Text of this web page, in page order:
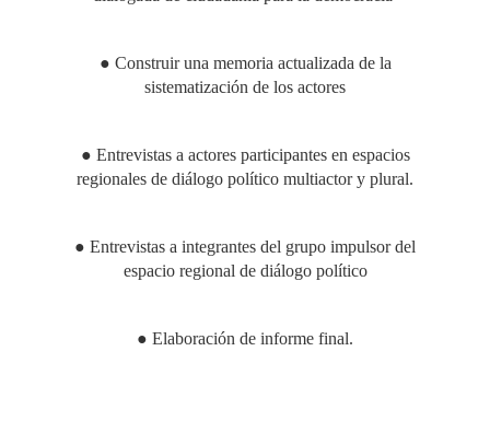
● Construir una memoria actualizada de la
sistematización de los actores
● Entrevistas a actores participantes en espacios
regionales de diálogo político multiactor y plural.
● Entrevistas a integrantes del grupo impulsor del
espacio regional de diálogo político
● Elaboración de informe final.